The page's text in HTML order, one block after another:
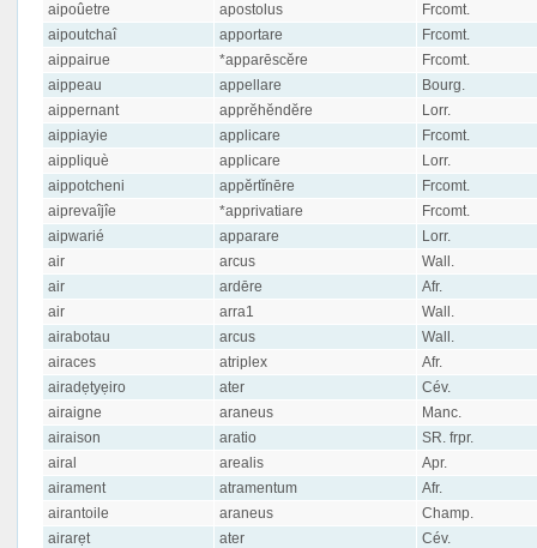
aipoûetre
apostolus
Frcomt.
aipoutchaî
apportare
Frcomt.
aippairue
*apparēscĕre
Frcomt.
aippeau
appellare
Bourg.
aippernant
apprĕhĕndĕre
Lorr.
aippiayie
applicare
Frcomt.
aippliquè
applicare
Lorr.
aippotcheni
appĕrtĭnēre
Frcomt.
aiprevaîjîe
*apprivatiare
Frcomt.
aipwarié
apparare
Lorr.
air
arcus
Wall.
air
ardēre
Afr.
air
arra1
Wall.
airabotau
arcus
Wall.
airaces
atriplex
Afr.
airadẹtyẹiro
ater
Cév.
airaigne
araneus
Manc.
airaison
aratio
SR. frpr.
airal
arealis
Apr.
airament
atramentum
Afr.
airantoile
araneus
Champ.
airarẹt
ater
Cév.